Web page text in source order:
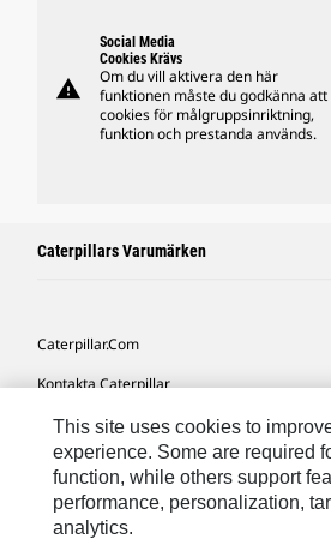
warning
Social Media
Cookies Krävs
Om du vill aktivera den här
funktionen måste du godkänna att
cookies för målgruppsinriktning,
funktion och prestanda används.
Caterpillars Varumärken
Caterpillar.com
Kontakta Caterpillar
Mina Marknadsföringspreferenser
Platskarta
Cookie Settings
This site uses cookies to
experience. Some are required
function, while others support
performance, personalization,
analytics.